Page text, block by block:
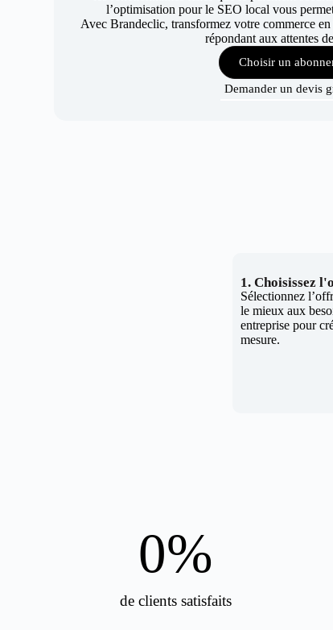
l’optimisation pour le SEO local vous
Avec Brandeclic, transformez votre commerce
répondant aux attentes
Choisir un
Demander un devis
1. Choisissez
Sélectionnez
le mieux aux
entreprise pour
mesure.
de clients satisfaits
0%